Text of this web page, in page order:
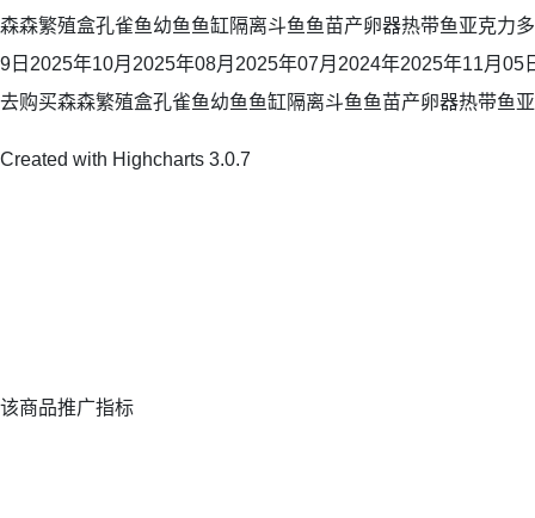
森森繁殖盒孔雀鱼幼鱼鱼缸隔离斗鱼鱼苗产卵器热带鱼亚克力
9日2025年10月2025年08月2025年07月2024年2025年11月05
去购买森森繁殖盒孔雀鱼幼鱼鱼缸隔离斗鱼鱼苗产卵器热带鱼
Created with Highcharts 3.0.7
该商品推广指标